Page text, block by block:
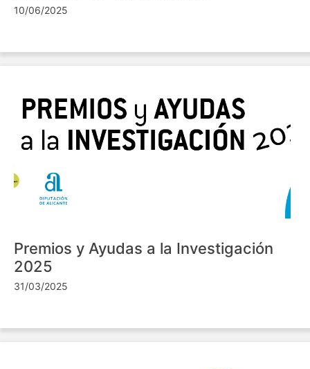
10/06/2025
Premios y Ayudas a la Investigación
2025
31/03/2025